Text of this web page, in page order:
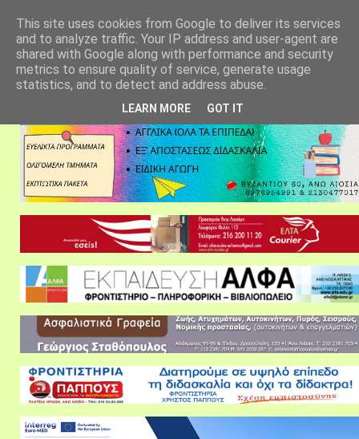
This site uses cookies from Google to deliver its services
and to analyze traffic. Your IP address and user-agent are
shared with Google along with performance and security
metrics to ensure quality of service, generate usage
statistics, and to detect and address abuse.
LEARN MORE GOT IT